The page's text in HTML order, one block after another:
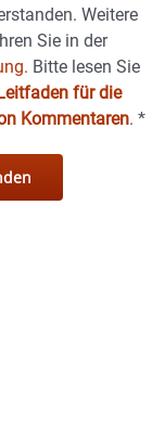
Weitere
Sie in der
Bitte lesen Sie
für die
Kommentaren.*